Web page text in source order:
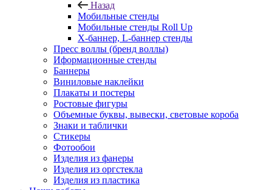
Назад
Мобильные стенды
Мобильные стенды Roll Up
Х-баннер, L-баннер стенды
Пресс воллы (бренд воллы)
Иформационные стенды
Баннеры
Виниловые наклейки
Плакаты и постеры
Ростовые фигуры
Объемные буквы, вывески, световые короба
Знаки и таблички
Стикеры
Фотообои
Изделия из фанеры
Изделия из оргстекла
Изделия из пластика